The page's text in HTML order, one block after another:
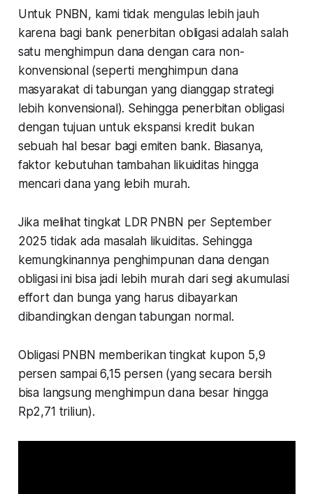
Untuk PNBN, kami tidak mengulas lebih jauh
karena bagi bank penerbitan obligasi adalah salah
satu menghimpun dana dengan cara non-
konvensional (seperti menghimpun dana
masyarakat di tabungan yang dianggap strategi
lebih konvensional). Sehingga penerbitan obligasi
dengan tujuan untuk ekspansi kredit bukan
sebuah hal besar bagi emiten bank. Biasanya,
faktor kebutuhan tambahan likuiditas hingga
mencari dana yang lebih murah.
Jika melihat tingkat LDR PNBN per September
2025 tidak ada masalah likuiditas. Sehingga
kemungkinannya penghimpunan dana dengan
obligasi ini bisa jadi lebih murah dari segi akumulasi
effort dan bunga yang harus dibayarkan
dibandingkan dengan tabungan normal.
Obligasi PNBN memberikan tingkat kupon 5,9
persen sampai 6,15 persen (yang secara bersih
bisa langsung menghimpun dana besar hingga
Rp2,71 triliun).